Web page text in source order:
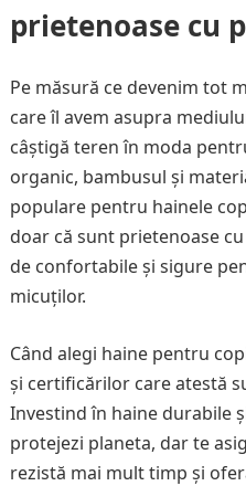
prietenoase cu
Pe măsură ce devenim tot
care îl avem asupra
câștigă teren în moda
organic, bambusul și
populare pentru hainele
doar că sunt prietenoase
de confortabile și sigure
micuților.
Când alegi haine pentru
și certificărilor care atestă
Investind în haine durabile
protejezi planeta, dar te
rezistă mai mult timp și